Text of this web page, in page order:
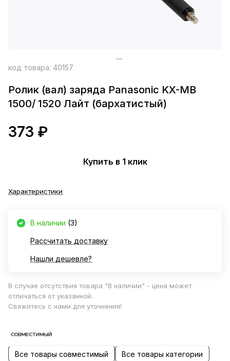
код товара: 40157
Ролик (вал) заряда Panasonic KX-MB
1500/ 1520 Лайт (бархатистый)
373 ₽
Купить в 1 клик
Характеристики
В наличии (3)
Рассчитать доставку
Нашли дешевле?
В случае отсутствия товара "В наличии" - цена может
отличаться от указанной.
Свяжитесь с нами для уточнения!
Все товары совместимый Все товары категории